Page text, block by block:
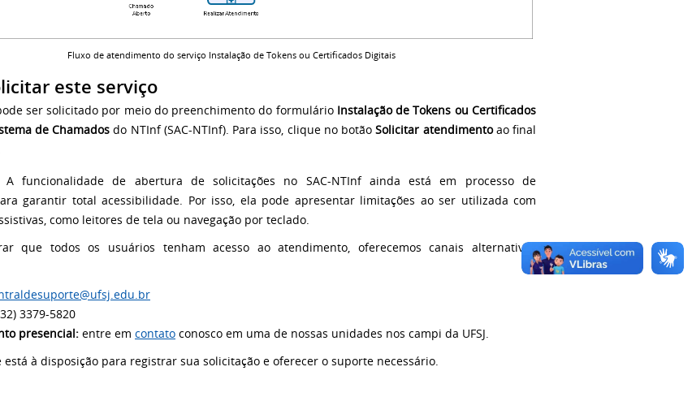
Fluxo de atendimento do serviço Instalação de Tokens ou Certificados Digitais
este serviço
ser solicitado por meio do preenchimento do formulário Instalação de Tokens ou Certificados
de Chamados do NTInf (SAC-NTInf). Para isso, clique no botãoSolicitar atendimentoao final
funcionalidade de abertura de solicitações no SAC-NTInf ainda está em processo de
garantir total acessibilidade. Por isso, ela pode apresentar limitações ao ser utilizada com
como leitores de tela ou navegação por teclado.
que todos os usuários tenham acesso ao atendimento, oferecemos canais alternativos
3379-5820
presencial: entre em contato conosco em uma de nossas unidades nos campi da UFSJ.
está à disposição para registrar sua solicitação e oferecer o suporte necessário.